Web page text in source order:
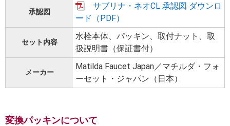
承認図
サブリナ・ネオCL 承認図 ダウンロ
ード（PDF）
セット内容
水栓本体、パッキン、取付ナット、取
扱説明書（保証書付）
メーカー
Matilda Faucet Japan／マチルダ・フォ
ーセット・ジャパン（日本）
変換パッキンについて